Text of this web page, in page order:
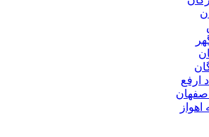
ارفع
اهواز